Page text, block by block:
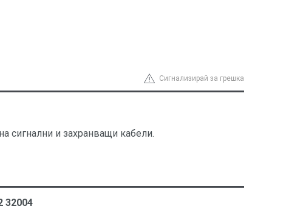
Сигнализирай за грешка
сигнални и захранващи кабели.
32004